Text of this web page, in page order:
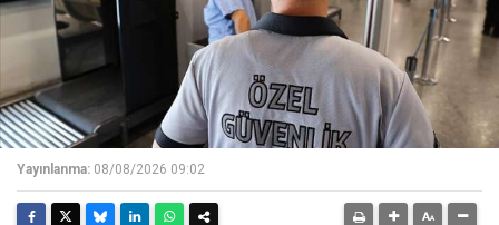
Yayınlanma: 08/08/2026 09:02